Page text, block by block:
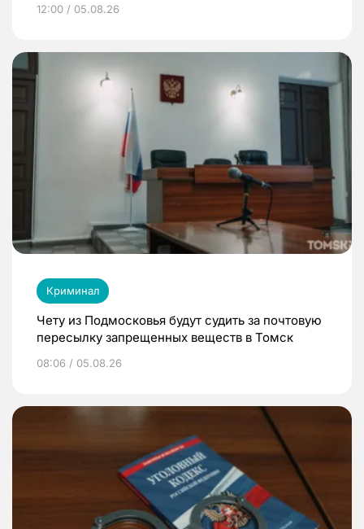
12:00 / 05.08.26
Криминал
Чету из Подмосковья будут судить за почтовую
пересылку запрещенных веществ в Томск
08:06 / 05.08.26